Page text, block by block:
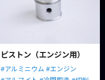
ピストン（エンジン用）
#アルミニウム #エンジン